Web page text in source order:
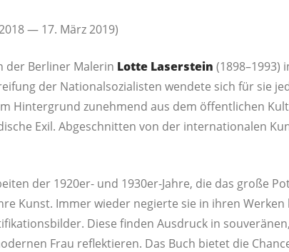
— 17. März 2019)
der Ber­li­ner Male­rin Lot­te Laser­stein (1898–1993)
der Natio­nal­so­zia­lis­ten wen­de­te sich für sie
Hin­ter­grund zuneh­mend aus dem öffent­li­chen
Exil. Abge­schnit­ten von der inter­na­tio­na­len
der 1920er- und 1930er-Jah­re, die das gro­ße
Kunst. Immer wie­der negier­te sie in ihren
Die­se fin­den Aus­druck in
Frau reflek­tie­ren. Das Buch bie­tet die